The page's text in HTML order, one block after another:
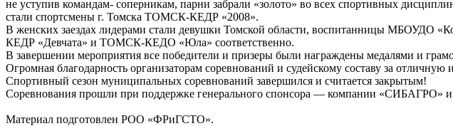
не уступив командам- соперникам, парни забрали «золото» во всех спортивных
стали спортсмены г. Томска ТОМСК-КЕДР «2008».
В женских заездах лидерами стали девушки Томской области, воспитанницы МБОУДО
КЕДР «Девчата» и ТОМСК-КЕДО «Юла» соответственно.
В завершении мероприятия все победители и призеры были награждены медалями и
Огромная благодарность организаторам соревнований и судейскому составу за
Спортивный сезон муниципальных соревнований завершился и считается закрытым!
Соревнования прошли при поддержке генерального спонсора — компании «СИБАГРО» и
Материал подготовлен РОО «ФРиГСТО».